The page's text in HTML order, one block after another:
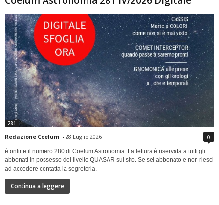
281
Redazione Coelum - 28 Luglio 2026 0
è online il numero 280 di Coelum Astronomia. La lettura è riservata a tutti gli
abbonati in possesso del livello QUASAR sul sito. Se sei abbonato e non riesci
ad accedere contatta la segreteria.
Continua a leggere